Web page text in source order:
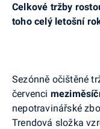
Celkové tržby
toho celý letošní
Sezónně očištěné
červenci
nepotravinářské
Trendová složka